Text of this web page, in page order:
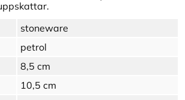
stoneware
petrol
8,5 cm
10,5 cm